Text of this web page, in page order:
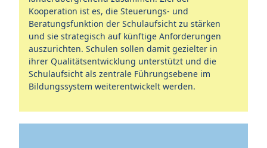
Kooperation ist es, die Steuerungs- und
Beratungsfunktion der Schulaufsicht zu stärken
und sie strategisch auf künftige Anforderungen
auszurichten. Schulen sollen damit gezielter in
ihrer Qualitätsentwicklung unterstützt und die
Schulaufsicht als zentrale Führungsebene im
Bildungssystem weiterentwickelt werden.